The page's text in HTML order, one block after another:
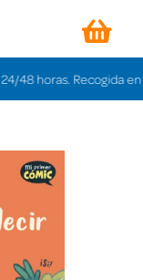
horas. Recogida en